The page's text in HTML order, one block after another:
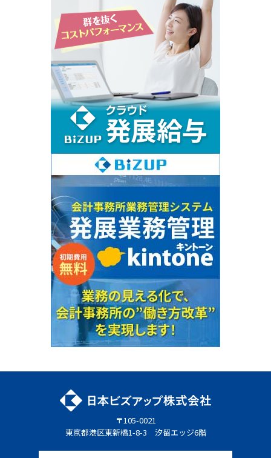
〒105-0021
東京都港区東新橋1-8-3 汐留エッジ6階